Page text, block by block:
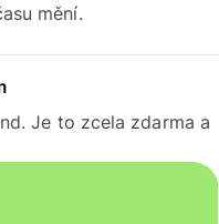
mění.
Je to zcela zdarma a